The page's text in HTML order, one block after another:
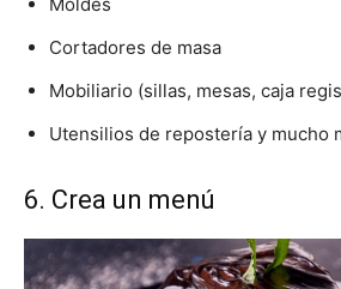
Cortadores de masa
Mobiliario (sillas, mesas, caja
Utensilios de repostería y mucho
6. Crea un menú